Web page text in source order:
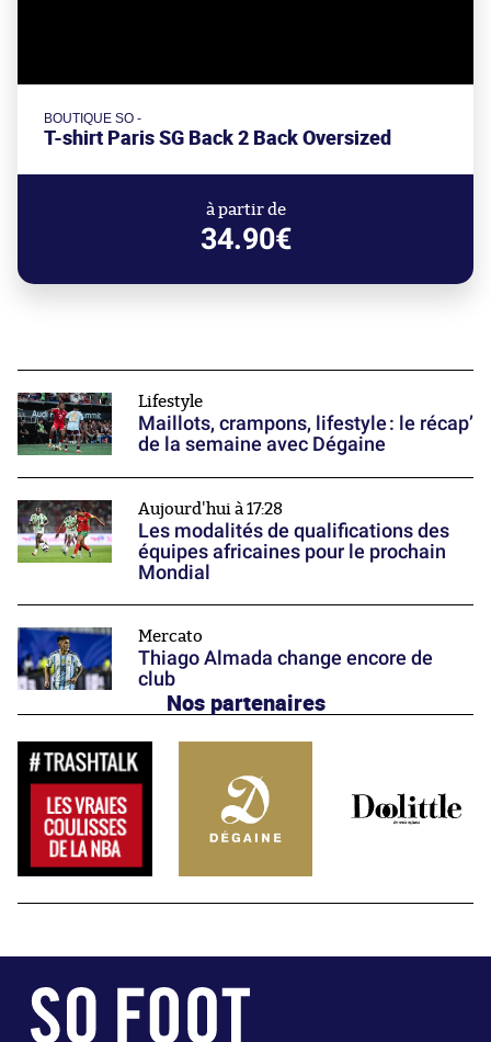
BOUTIQUE SO -
T-shirt Paris SG Back 2 Back Oversized
à partir de
34.90€
Lifestyle
Maillots, crampons, lifestyle : le récap’
de la semaine avec Dégaine
Aujourd'hui à 17:28
Les modalités de qualifications des
équipes africaines pour le prochain
Mondial
Mercato
Thiago Almada change encore de
club
Nos partenaires